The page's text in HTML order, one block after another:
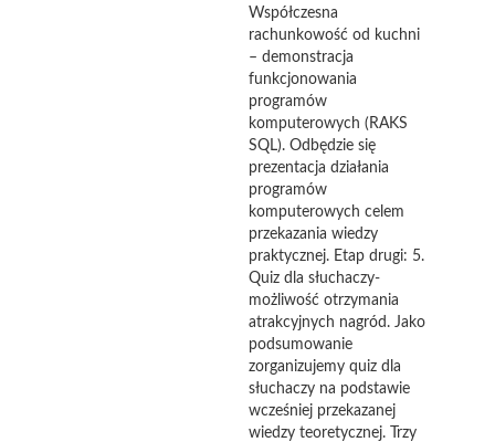
Współczesna
rachunkowość od kuchni
– demonstracja
funkcjonowania
programów
komputerowych (RAKS
SQL). Odbędzie się
prezentacja działania
programów
komputerowych celem
przekazania wiedzy
praktycznej. Etap drugi: 5.
Quiz dla słuchaczy-
możliwość otrzymania
atrakcyjnych nagród. Jako
podsumowanie
zorganizujemy quiz dla
słuchaczy na podstawie
wcześniej przekazanej
wiedzy teoretycznej. Trzy